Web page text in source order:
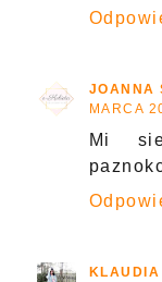
JOANNA
MARCA
Mi